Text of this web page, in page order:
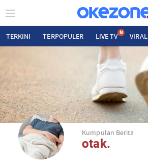
TERKINI TERPOPULER LIVE TV N VIRAL
Kumpulan Berita
otak.